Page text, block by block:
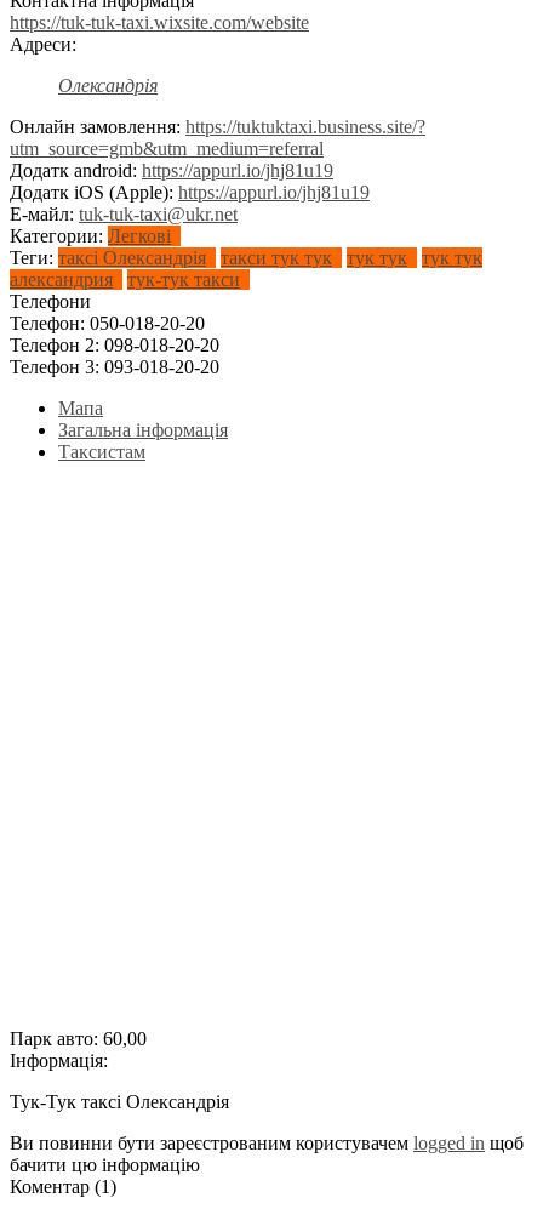
https://tuk-tuk-taxi.wixsite.com/website
Адреси:
Олександрія
Онлайн замовлення: https://tuktuktaxi.business.site/?
utm_source=gmb&utm_medium=referral
Додатк android: https://appurl.io/jhj81u19
Додатк iOS (Apple): https://appurl.io/jhj81u19
Е-майл: tuk-tuk-taxi@ukr.net
Категории: Легкові
Теги: таксі Олександрія такси тук тук тук тук
тук тук
александрия
тук-тук такси
Телефони
Телефон: 050-018-20-20
Телефон 2: 098-018-20-20
Телефон 3: 093-018-20-20
Мапа
Загальна інформація
Таксистам
Парк авто: 60,00
Інформація:
Тук-Тук таксі Олександрія
Ви повинни бути зареєстрованим користувачем logged in щоб
бачити цю інформацію
Коментар (1)